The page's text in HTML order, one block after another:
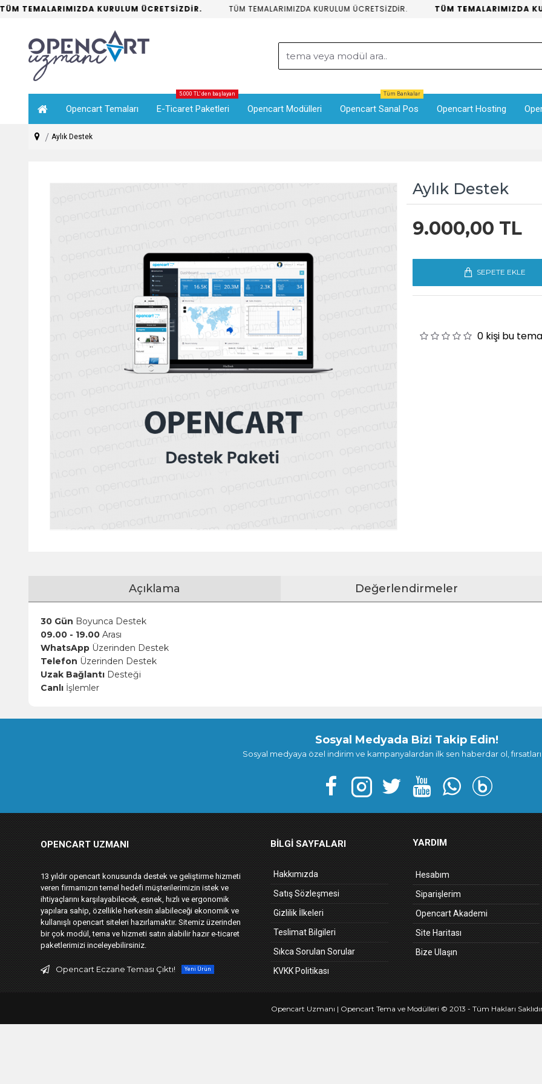
TEMALARIMIZDA KURULUM ÜCRETSİZDİR. TÜM TEMALARIMIZDA KURULUM ÜCRETSİZDİR. TÜM TEMALARIMIZDA
Opencart Temaları E-Ticaret Paketleri
5.000 TL' den başlayan
Opencart Modülleri Opencart Sanal Pos
Tüm Bankalar
Opencart Hosting
Aylık Destek
Aylık Destek
0 kişi bu
9.000,00 TL
SEPETE EKLE
Açıklama Değerlendirmeler
30 Gün Boyunca Destek
09.00 - 19.00 Arası
WhatsApp Üzerinden Destek
Telefon Üzerinden Destek
Uzak Bağlantı Desteği
Canlı İşlemler
Sosyal Medyada Bizi Takip Edin!
Sosyal medyaya özel indirim ve kampanyalardan ilk sen haberdar ol,
OPENCART UZMANI
13 yıldır opencart konusunda destek ve geliştirme hizmeti
veren firmamızın temel hedefi müşterilerimizin istek ve
ihtiyaçlarını karşılayabilecek, esnek, hızlı ve ergonomik
yapılara sahip, özellikle herkesin alabileceği ekonomik ve
kullanışlı opencart siteleri hazırlamaktır. Sitemiz üzerinden
bir çok modül, tema ve hizmeti satın alabilir hazır e-ticaret
paketlerimizi inceleyebilirsiniz.
Opencart Eczane Teması Çıktı! Yeni Ürün
BILGI SAYFALARI
Hakkımızda
Satış Sözleşmesi
Gizlilik İlkeleri
Teslimat Bilgileri
Sıkca Sorulan Sorular
KVKK Politikası
YARDIM
Hesabım
Siparişlerim
Opencart Akademi
Site Haritası
Bize Ulaşın
Opencart Uzmanı | Opencart Tema ve Modülleri © 2013 - Tüm Hakları